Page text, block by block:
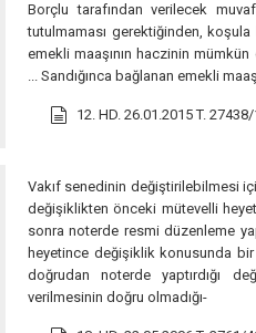
Borçlu tarafından verilecek
tutulmaması gerektiğinden,
emekli maaşının haczinin mümkün
... Sandığınca bağlanan emekli
12. HD. 26.01.2015 T.
Vakıf senedinin değiştirilebilmesi
değişiklikten önceki mütevelli
sonra noterde resmi düzenleme
heyetince değişiklik konusunda bir
doğrudan noterde yaptırdığı
verilmesinin doğru olmadığı-